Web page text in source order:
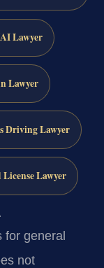
Lawyer
Lawyer
Driving Lawyer
License Lawyer
for general
not